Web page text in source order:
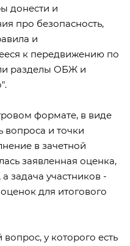
донести и
про безопасность,
и
к передвижению по
разделы ОБЖ и
формате, в виде
вопроса и точки
в зачетной
заявленная оценка,
задача участников -
для итогового
у которого есть